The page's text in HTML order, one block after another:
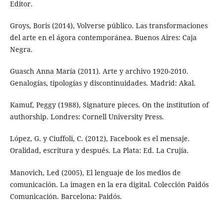
Editor.
Groys, Boris (2014), Volverse público. Las transformaciones
del arte en el ágora contemporánea. Buenos Aires: Caja
Negra.
Guasch Anna María (2011). Arte y archivo 1920-2010.
Genalogías, tipologías y discontinuidades. Madrid: Akal.
Kamuf, Peggy (1988), Signature pieces. On the institution of
authorship. Londres: Cornell University Press.
López, G. y Ciuffoli, C. (2012), Facebook es el mensaje.
Oralidad, escritura y después. La Plata: Ed. La Crujía.
Manovich, Led (2005), El lenguaje de los medios de
comunicación. La imagen en la era digital. Colección Paidós
Comunicación. Barcelona: Paidós.